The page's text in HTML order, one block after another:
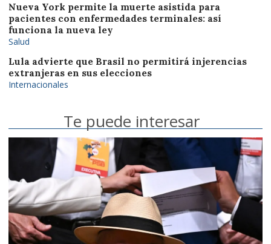
Nueva York permite la muerte asistida para
pacientes con enfermedades terminales: así
funciona la nueva ley
Salud
Lula advierte que Brasil no permitirá injerencias
extranjeras en sus elecciones
Internacionales
Te puede interesar